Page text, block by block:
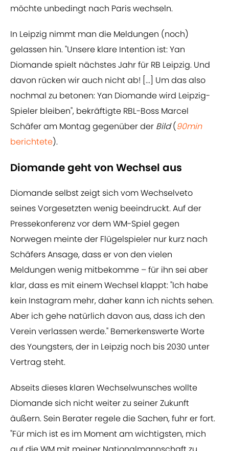
möchte unbedingt nach Paris wechseln.
In Leipzig nimmt man die Meldungen (noch)
gelassen hin. "Unsere klare Intention ist: Yan
Diomande spielt nächstes Jahr für RB Leipzig. Und
davon rücken wir auch nicht ab! [...] Um das also
nochmal zu betonen: Yan Diomande wird Leipzig-
Spieler bleiben", bekräftigte RBL-Boss Marcel
Schäfer am Montag gegenüber der Bild(90min
berichtete).
Diomande geht von Wechsel aus
Diomande selbst zeigt sich vom Wechselveto
seines Vorgesetzten wenig beeindruckt. Auf der
Pressekonferenz vor dem WM-Spiel gegen
Norwegen meinte der Flügelspieler nur kurz nach
Schäfers Ansage, dass er von den vielen
Meldungen wenig mitbekomme – für ihn sei aber
klar, dass es mit einem Wechsel klappt: "Ich habe
kein Instagram mehr, daher kann ich nichts sehen.
Aber ich gehe natürlich davon aus, dass ich den
Verein verlassen werde." Bemerkenswerte Worte
des Youngsters, der in Leipzig noch bis 2030 unter
Vertrag steht.
Abseits dieses klaren Wechselwunsches wollte
Diomande sich nicht weiter zu seiner Zukunft
äußern. Sein Berater regele die Sachen, fuhr er fort.
"Für mich ist es im Moment am wichtigsten, mich